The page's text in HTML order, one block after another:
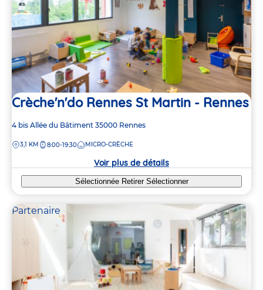
Crèche'n'do Rennes St Martin - Rennes
Adresse
la
4 bis Allée du Bâtiment 35000 Rennes
DISTANCE
3,1 KM 8:00-19:30 MICRO-CRÈCHE
Voir plus de détails
Sélectionnée Retirer Sélectionner
Partenaire
3
3